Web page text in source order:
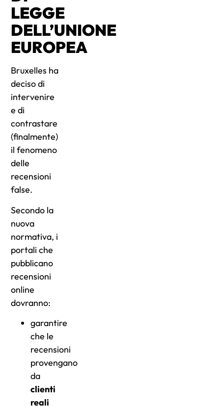
LEGGE
DELL’UNIONE
EUROPEA
Bruxelles ha
deciso di
intervenire
e di
contrastare
(finalmente)
il fenomeno
delle
recensioni
false.
Secondo la
nuova
normativa, i
portali che
pubblicano
recensioni
online
dovranno:
garantire
che le
recensioni
provengano
da
clienti
reali